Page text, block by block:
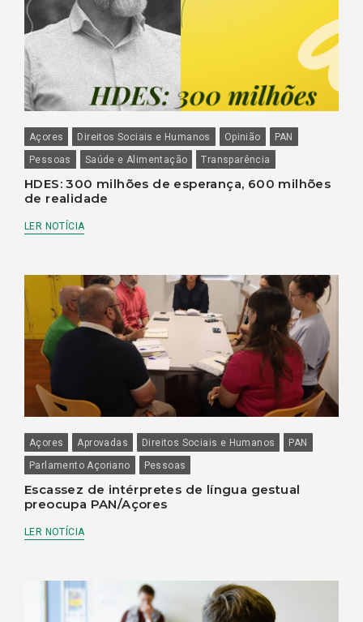
Açores Direitos Sociais e Humanos Opinião
PAN
Pessoas
Saúde e Alimentação Transparência
HDES: 300 milhões de esperança, 600 milhões
de realidade
LER NOTÍCIA
Açores Aprovadas Direitos Sociais e Humanos
PAN
Parlamento Açoriano
Pessoas
Escassez de intérpretes de língua gestual
preocupa PAN/Açores
LER NOTÍCIA